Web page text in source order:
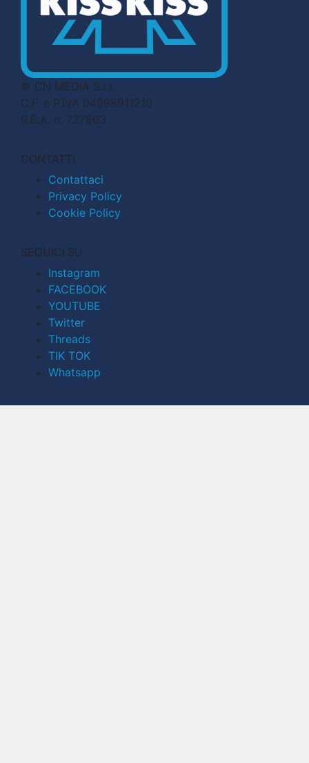
© CN MEDIA S.r.l.
C.F. e P.IVA 04998911210
R.E.A. n. 727803
CONTATTI
Contattaci
Privacy Policy
Cookie Policy
SEGUICI SU
Instagram
FACEBOOK
YOUTUBE
Twitter
Threads
TIK TOK
Whatsapp